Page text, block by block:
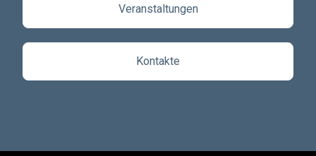
Veranstaltungen
Kontakte